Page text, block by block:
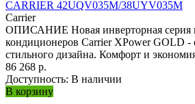
CARRIER 42UQV035M/38UYV035M
Carrier
ОПИСАНИЕ Новая инверторная серия
кондиционеров Carrier XPower GOLD -
стильного дизайна. Комфорт и
86 268 р.
Доступность: В наличии
В корзину